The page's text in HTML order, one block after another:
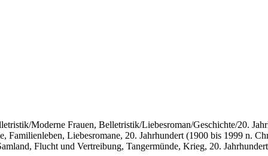
Moderne Frauen, Belletristik/Liebesroman/Geschichte/20.
Liebesromane, 20. Jahrhundert (1900 bis 1999 n.
Flucht und Vertreibung, Tangermünde, Krieg, 20. Jahrhundert